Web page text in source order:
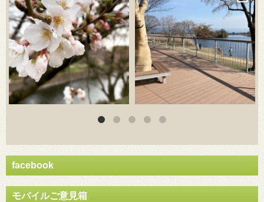
facebook
モバイルご意見箱